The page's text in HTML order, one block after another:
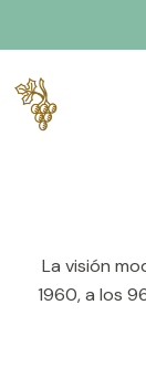
casa
La visión
1960, a los